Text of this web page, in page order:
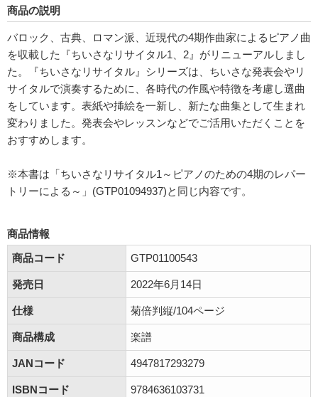
商品の説明
バロック、古典、ロマン派、近現代の4期作曲家によるピアノ曲
を収載した『ちいさなリサイタル1、2』がリニューアルしまし
た。『ちいさなリサイタル』シリーズは、ちいさな発表会やリ
サイタルで演奏するために、各時代の作風や特徴を考慮し選曲
をしています。表紙や挿絵を一新し、新たな曲集として生まれ
変わりました。発表会やレッスンなどでご活用いただくことを
おすすめします。
※本書は「ちいさなリサイタル1～ピアノのための4期のレパー
トリーによる～」(GTP01094937)と同じ内容です。
商品情報
商品コード
GTP01100543
発売日 2022年6月14日
仕様 菊倍判縦/104ページ
商品構成 楽譜
JANコード 4947817293279
ISBNコード 9784636103731